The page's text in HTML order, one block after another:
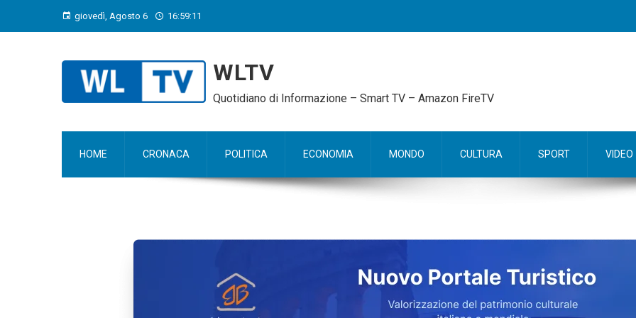
giovedì, Agosto 6 16:59:12
WLTV
Quotidiano di Informazione – Smart TV – Amazon FireTV
HOME CRONACA POLITICA ECONOMIA MONDO CULTURA SPORT VIDEO